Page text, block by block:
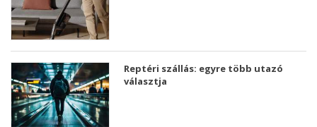
Reptéri szállás: egyre több utazó
választja